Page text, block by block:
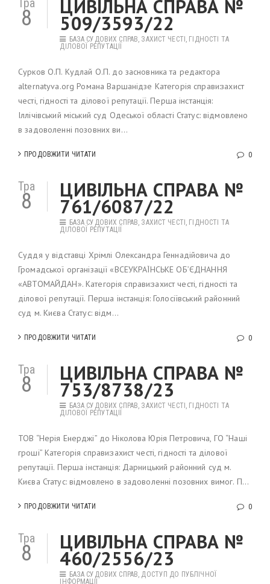
Тра
8 ЦИВІЛЬНА СПРАВА №
509/3593/22
БАЗА СУДОВИХ СПРАВ, ЗАХИСТ ЧЕСТІ, ГІДНОСТІ ТА
ДІЛОВОЇ РЕПУТАЦІЇ
Сурков О.П. Кудлай О.П. до засновника та редактора
alternatyva.org Романа Варшанідзе Категорія справи:захист
честі, гідності та ділової репутації. Перша інстанція:
Іллічівський міський суд Одеської області Статус: відмовлено
в задоволенні позовних ви...
ПРОДОВЖИТИ ЧИТАТИ 0
Тра
8 ЦИВІЛЬНА СПРАВА №
761/6087/22
БАЗА СУДОВИХ СПРАВ, ЗАХИСТ ЧЕСТІ, ГІДНОСТІ ТА
ДІЛОВОЇ РЕПУТАЦІЇ
Суддя у відставці Хрімлі Олександра Геннадійовича до
Громадської організації «ВСЕУКРАЇНСЬКЕ ОБ’ЄДНАННЯ
«АВТОМАЙДАН». Категорія справи:захист честі, гідності та
ділової репутації. Перша інстанція: Голосіївський районний
суд м. Києва Статус: відм...
ПРОДОВЖИТИ ЧИТАТИ 0
Тра
8 ЦИВІЛЬНА СПРАВА №
753/8738/23
БАЗА СУДОВИХ СПРАВ, ЗАХИСТ ЧЕСТІ, ГІДНОСТІ ТА
ДІЛОВОЇ РЕПУТАЦІЇ
ТОВ “Нерія Енерджі” до Ніколова Юрія Петровича, ГО “Наші
гроші” Категорія справи:захист честі, гідності та ділової
репутації. Перша інстанція: Дарницький районний суд м.
Києва Статус: відмовлено в задоволенні позовних вимог. П...
ПРОДОВЖИТИ ЧИТАТИ 0
Тра
8 ЦИВІЛЬНА СПРАВА №
460/2556/23
БАЗА СУДОВИХ СПРАВ, ДОСТУП ДО ПУБЛІЧНОЇ
ІНФОРМАЦІЇ